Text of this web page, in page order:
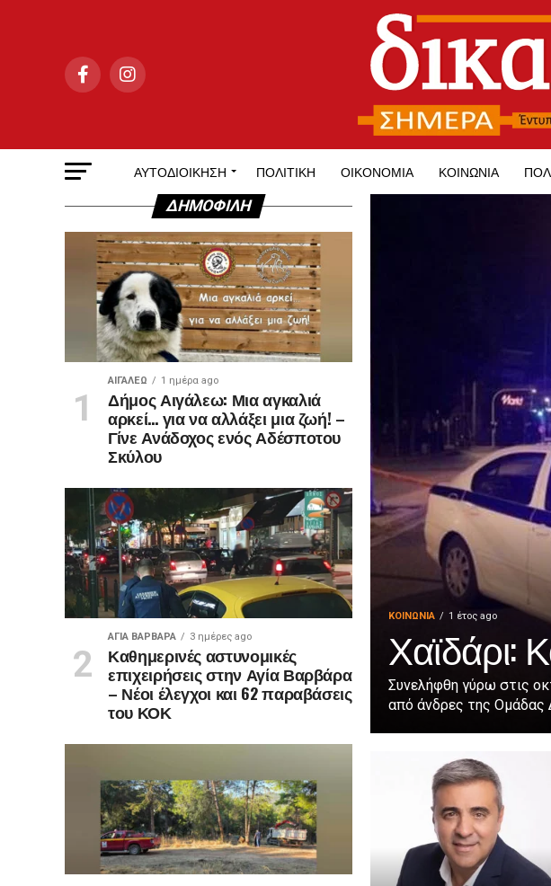
ΑΥΤΟΔΙΟΊΚΗΣΗ ΠΟΛΙΤΙΚΉ ΟΙΚΟΝΟΜΊΑ ΚΟΙΝΩΝΊΑ
ΚΟΙΝΩΝΊΑ 1 έτος ago
Χαϊδάρι:
Συνελήφθη γύρω στις
από άνδρες της Ομάδας
ΔΗΜΟΦΙΛΉ
ΑΙΓΑΛΕΩ 1 ημέρα ago
Δήμος Αιγάλεω: Μια αγκαλιά
αρκεί… για να αλλάξει μια ζωή! –
Γίνε Ανάδοχος ενός Αδέσποτου
Σκύλου
ΑΓΙΑ ΒΑΡΒΑΡΑ 3 ημέρες ago
Καθημερινές αστυνομικές
επιχειρήσεις στην Αγία Βαρβάρα
– Νέοι έλεγχοι και 62 παραβάσεις
του ΚΟΚ